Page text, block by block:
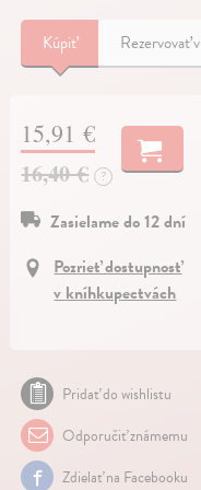
Kúpiť Rezervovať
15,91 €
16,40 € ?
Zasielame do 12 dní
Pozrieť dostupnosť
v kníhkupectvách
Pridať do wishlistu
Odporučiť známemu
Zdielať na Facebooku